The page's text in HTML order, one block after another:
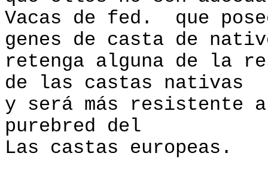
Vacas de fed. que
genes de casta de
retenga alguna de la
de las castas nativas
y será más resistente
purebred del
Las castas europeas.